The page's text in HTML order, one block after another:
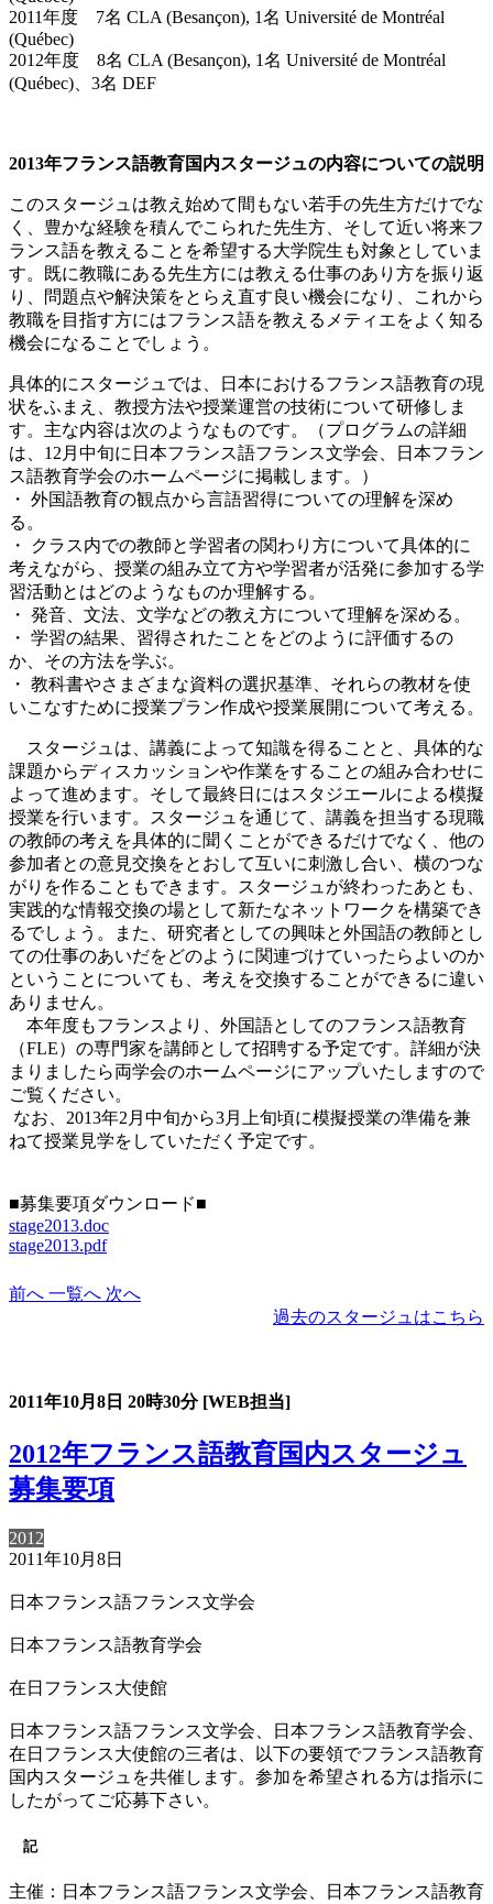
2011年度 7名 CLA (Besançon), 1名 Université de Montréal
(Québec)
2012年度 8名 CLA (Besançon), 1名 Université de Montréal
(Québec)、3名 DEF
2013年フランス語教育国内スタージュの内容についての説明
このスタージュは教え始めて間もない若手の先生方だけでな
く、豊かな経験を積んでこられた先生方、そして近い将来フ
ランス語を教えることを希望する大学院生も対象としていま
す。既に教職にある先生方には教える仕事のあり方を振り返
り、問題点や解決策をとらえ直す良い機会になり、これから
教職を目指す方にはフランス語を教えるメティエをよく知る
機会になることでしょう。
具体的にスタージュでは、日本におけるフランス語教育の現
状をふまえ、教授方法や授業運営の技術について研修しま
す。主な内容は次のようなものです。（プログラムの詳細
は、12月中旬に日本フランス語フランス文学会、日本フラン
ス語教育学会のホームページに掲載します。）
・ 外国語教育の観点から言語習得についての理解を深め
る。
・ クラス内での教師と学習者の関わり方について具体的に
考えながら、授業の組み立て方や学習者が活発に参加する学
習活動とはどのようなものか理解する。
・ 発音、文法、文学などの教え方について理解を深める。
・ 学習の結果、習得されたことをどのように評価するの
か、その方法を学ぶ。
・ 教科書やさまざまな資料の選択基準、それらの教材を使
いこなすために授業プラン作成や授業展開について考える。
スタージュは、講義によって知識を得ることと、具体的な
課題からディスカッションや作業をすることの組み合わせに
よって進めます。そして最終日にはスタジエールによる模擬
授業を行います。スタージュを通じて、講義を担当する現職
の教師の考えを具体的に聞くことができるだけでなく、他の
参加者との意見交換をとおして互いに刺激し合い、横のつな
がりを作ることもできます。スタージュが終わったあとも、
実践的な情報交換の場として新たなネットワークを構築でき
るでしょう。また、研究者としての興味と外国語の教師とし
ての仕事のあいだをどのように関連づけていったらよいのか
ということについても、考えを交換することができるに違い
ありません。
本年度もフランスより、外国語としてのフランス語教育
（FLE）の専門家を講師として招聘する予定です。詳細が決
まりましたら両学会のホームページにアップいたしますので
ご覧ください。
なお、2013年2月中旬から3月上旬頃に模擬授業の準備を兼
ねて授業見学をしていただく予定です。
■募集要項ダウンロード■
stage2013.doc
stage2013.pdf
前へ 一覧へ 次へ
過去のスタージュはこちら
2011年10月8日 20時30分 [WEB担当]
2012年フランス語教育国内スタージュ
募集要項
2012
2011年10月8日
日本フランス語フランス文学会
日本フランス語教育学会
在日フランス大使館
日本フランス語フランス文学会、日本フランス語教育学会、
在日フランス大使館の三者は、以下の要領でフランス語教育
国内スタージュを共催します。参加を希望される方は指示に
したがってご応募下さい。
記
主催：日本フランス語フランス文学会、日本フランス語教育